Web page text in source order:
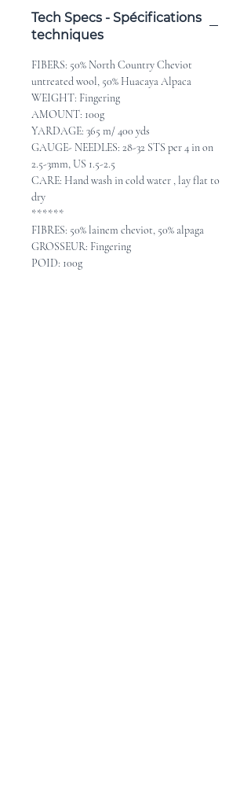
Tech Specs - Spécifications
techniques
FIBERS: 50% North Country Cheviot
untreated wool, 50% Huacaya Alpaca
WEIGHT: Fingering
AMOUNT: 100g
YARDAGE: 365 m/ 400 yds
GAUGE- NEEDLES: 28-32 STS per 4 in on
2.5-3mm, US 1.5-2.5
CARE: Hand wash in cold water , lay flat to
dry
******
FIBRES: 50% lainem cheviot, 50% alpaga
GROSSEUR: Fingering
POID: 100g